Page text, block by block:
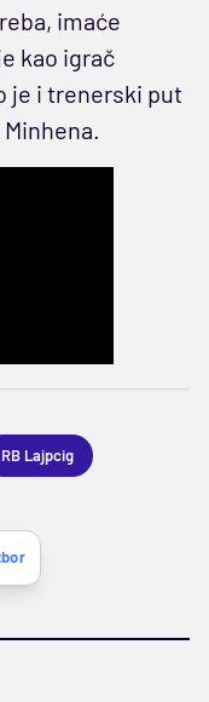
imaće
kao igrač
je i trenerski put
RB Lajpcig